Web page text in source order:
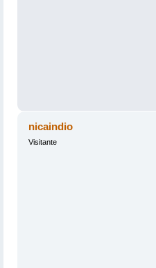
nicaindio
Visitante